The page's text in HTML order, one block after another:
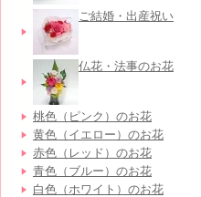
ご結婚・出産祝い
仏花・法事のお花
桃色（ピンク）のお花
黄色（イエロー）のお花
赤色（レッド）のお花
青色（ブルー）のお花
白色（ホワイト）のお花